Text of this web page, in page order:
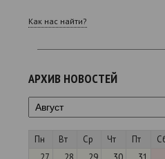
Как нас найти?
АРХИВ НОВОСТЕЙ
Пн Вт Ср Чт Пт